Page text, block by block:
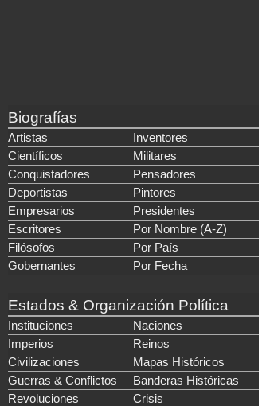
Biografías
Artistas
Inventores
Científicos
Militares
Conquistadores
Pensadores
Deportistas
Pintores
Empresarios
Presidentes
Escritores
Por Nombre (A-Z)
Filósofos
Por País
Gobernantes
Por Fecha
Estados & Organización Política
Instituciones
Naciones
Imperios
Reinos
Civilizaciones
Mapas Históricos
Guerras & Conflictos
Banderas Históricas
Revoluciones
Crisis